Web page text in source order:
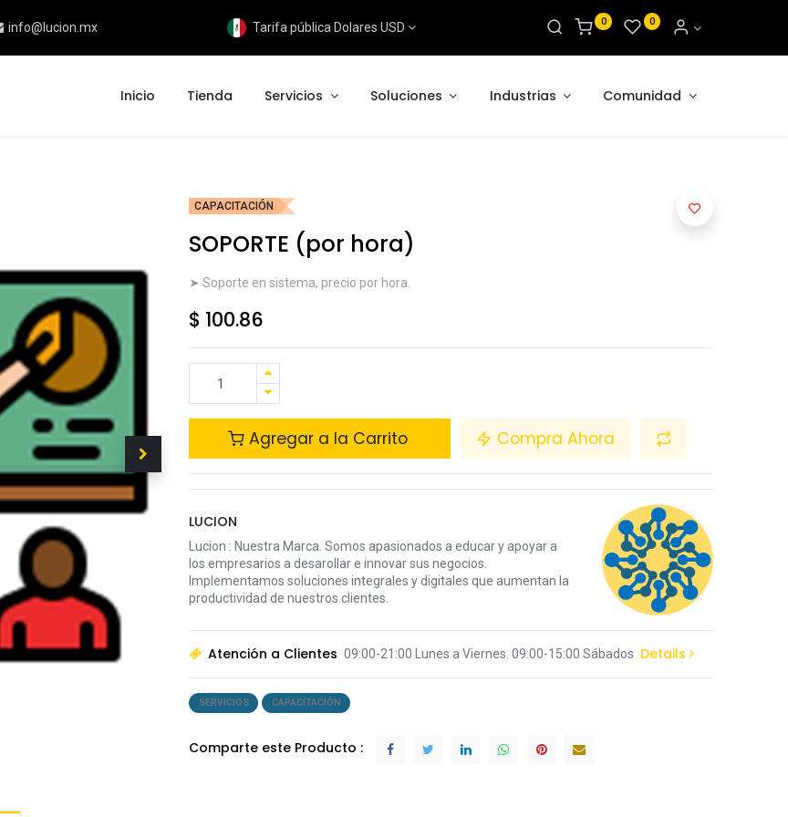
info@lucion.mx Tarifa pública Dolares USD 0 0
Inicio Tienda Servicios Soluciones Industrias Comunidad
CAPACITACIÓN
SOPORTE (por hora)
➤ Soporte en sistema, precio por hora.
$ 100.86
Agregar a la Carrito Compra Ahora
LUCION
Lucion : Nuestra Marca. Somos apasionados a educar y apoyar a
los empresarios a desarollar e innovar sus negocios.
Implementamos soluciones integrales y digitales que aumentan la
productividad de nuestros clientes.
Atención a Clientes 09:00-21:00 Lunes a Viernes. 09:00-15:00 Sábados Details
SERVICIOS CAPACITACIÓN
Comparte este Producto :